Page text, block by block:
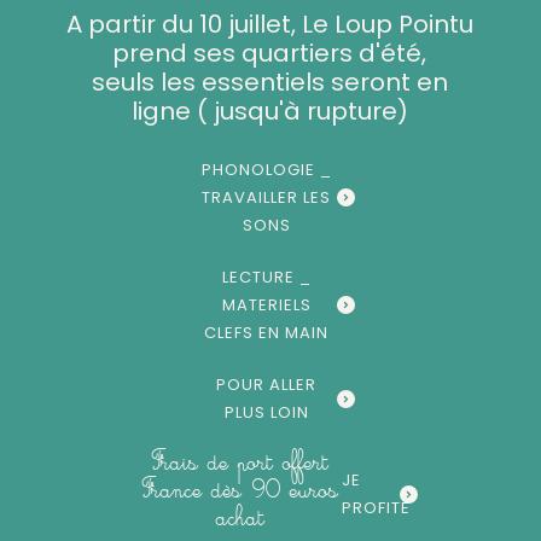
A partir du 10 juillet, Le Loup Pointu
prend ses quartiers d'été,
seuls les essentiels seront en
ligne ( jusqu'à rupture)
PHONOLOGIE _
TRAVAILLER LES
SONS
LECTURE _
MATERIELS
CLEFS EN MAIN
POUR ALLER
PLUS LOIN
Frais de port offert
France dès 90 euros
achat
JE
PROFITE